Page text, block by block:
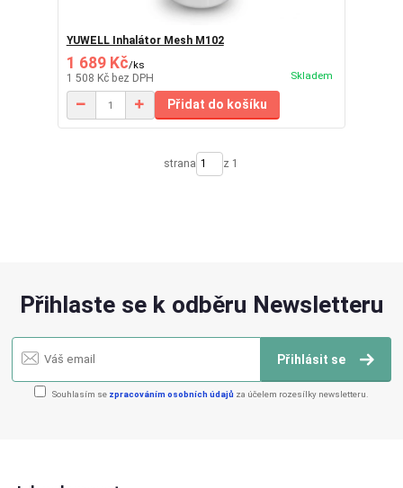
YUWELL Inhalátor Mesh M102
1 689 Kč/ks
1 508 Kč bez DPH Skladem
Přidat do košíku
strana z 1
Přihlaste se k odběru Newsletteru
Přihlásit se
Souhlasím se zpracováním osobních údajů za účelem rozesílky newsletteru.